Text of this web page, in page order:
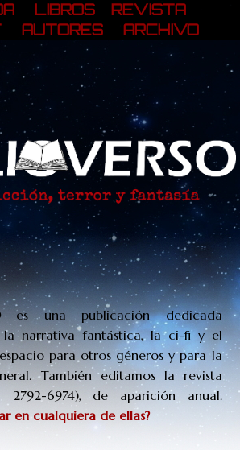
LIBROS
REVISTA
AUTORES ARCHIVO
es una publicacióndedicada
la narrativa fantástica, la ci-fi y el
para otros géneros y para la
También editamos la revista
2792-6974), de aparición anual.
en cualquiera de ellas?